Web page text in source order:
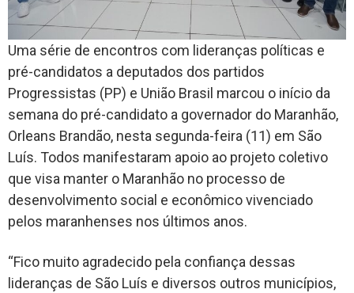
Uma série de encontros com lideranças políticas e
pré-candidatos a deputados dos partidos
Progressistas (PP) e União Brasil marcou o início da
semana do pré-candidato a governador do Maranhão,
Orleans Brandão, nesta segunda-feira (11) em São
Luís. Todos manifestaram apoio ao projeto coletivo
que visa manter o Maranhão no processo de
desenvolvimento social e econômico vivenciado
pelos maranhenses nos últimos anos.
“Fico muito agradecido pela confiança dessas
lideranças de São Luís e diversos outros municípios,